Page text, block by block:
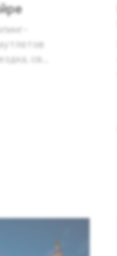
св...